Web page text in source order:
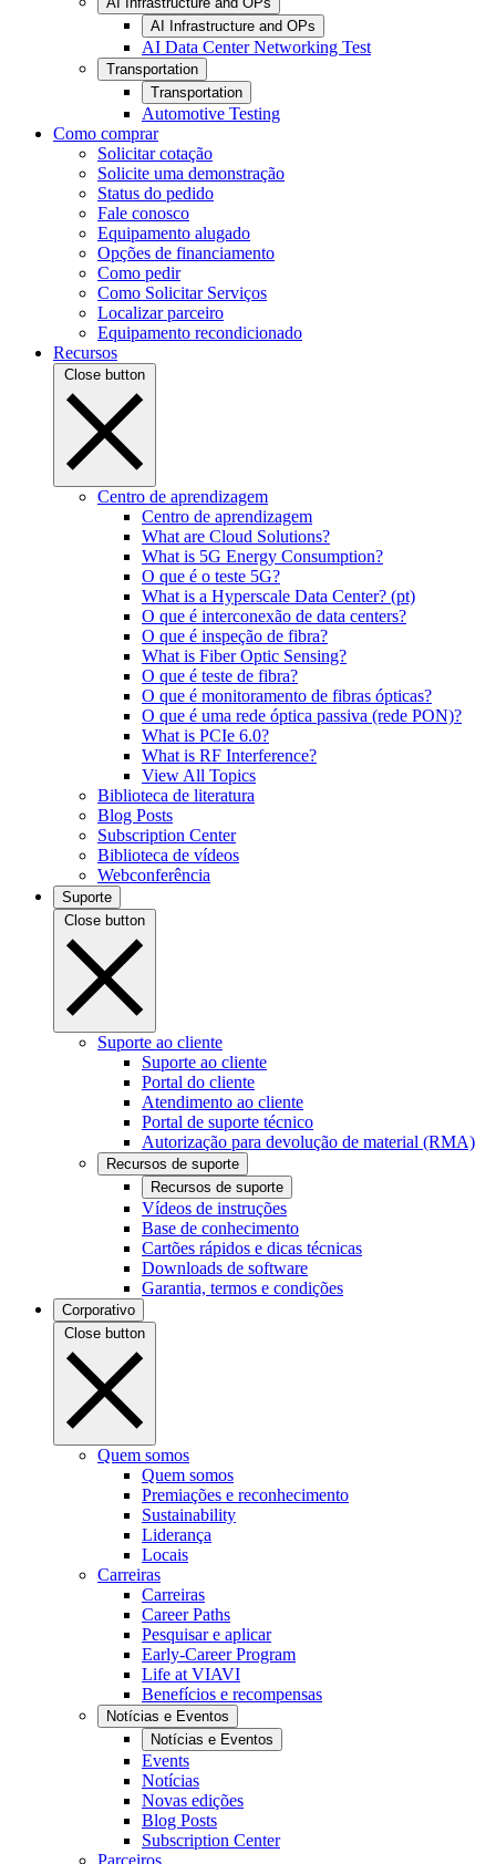
AI Infrastructure and OPs
AI Data Center Networking Test
Transportation
Transportation
Automotive Testing
Como comprar
Solicitar cotação
Solicite uma demonstração
Status do pedido
Fale conosco
Equipamento alugado
Opções de financiamento
Como pedir
Como Solicitar Serviços
Localizar parceiro
Equipamento recondicionado
Recursos
Close button
Centro de aprendizagem
Centro de aprendizagem
What are Cloud Solutions?
What is 5G Energy Consumption?
O que é o teste 5G?
What is a Hyperscale Data Center? (pt)
O que é interconexão de data centers?
O que é inspeção de fibra?
What is Fiber Optic Sensing?
O que é teste de fibra?
O que é monitoramento de fibras ópticas?
O que é uma rede óptica passiva (rede PON)?
What is PCIe 6.0?
What is RF Interference?
View All Topics
Biblioteca de literatura
Blog Posts
Subscription Center
Biblioteca de vídeos
Webconferência
Suporte
Close button
Suporte ao cliente
Suporte ao cliente
Portal do cliente
Atendimento ao cliente
Portal de suporte técnico
Autorização para devolução de material (RMA)
Recursos de suporte
Recursos de suporte
Vídeos de instruções
Base de conhecimento
Cartões rápidos e dicas técnicas
Downloads de software
Garantia, termos e condições
Corporativo
Close button
Quem somos
Quem somos
Premiações e reconhecimento
Sustainability
Liderança
Locais
Carreiras
Carreiras
Career Paths
Pesquisar e aplicar
Early-Career Program
Life at VIAVI
Benefícios e recompensas
Notícias e Eventos
Notícias e Eventos
Events
Notícias
Novas edições
Blog Posts
Subscription Center